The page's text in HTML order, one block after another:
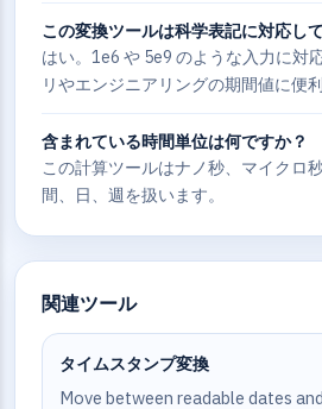
この変換ツールは科学表記に対応し
はい。1e6 や 5e9 のような入力に対
リやエンジニアリングの期間値に便利
含まれている時間単位は何ですか？
この計算ツールはナノ秒、マイクロ
間、日、週を扱います。
関連ツール
タイムスタンプ変換
Move between readable dates